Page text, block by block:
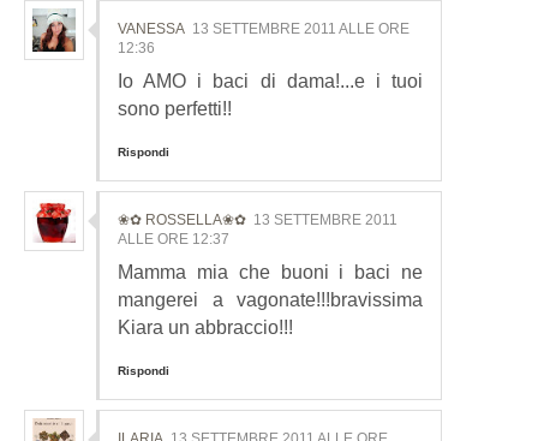
VANESSA 13 SETTEMBRE 2011 ALLE ORE
12:36
Io AMO i baci di dama!...e i tuoi
sono perfetti!!
Rispondi
❀✿ ROSSELLA❀✿ 13 SETTEMBRE 2011
ALLE ORE 12:37
Mamma mia che buoni i baci ne
mangerei a vagonate!!!bravissima
Kiara un abbraccio!!!
Rispondi